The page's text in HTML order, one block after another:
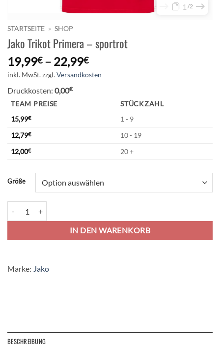
1 2
STARTSEITE » SHOP
Jako Trikot Primera – sportrot
19,99€– 22,99€
inkl. MwSt.zzgl.Versandkosten
Druckkosten: 0,00€
TEAM PREISE
STÜCKZAHL
15,99€
1 - 9
12,79€
10 - 19
12,00€ 20 +
Größe
IN DEN WARENKORB
Alternative:
Marke: Jako
BESCHREIBUNG